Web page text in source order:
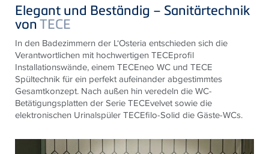
Elegant und Beständig – Sanitärtechnik
vonTECE
In den Badezimmern der L‘Osteria entschieden sich die
Verantwortlichen mit hochwertigenTECEprofil
Installationswände, einem TECEneo WC und TECE
Spültechnik für ein perfekt aufeinander abgestimmtes
Gesamtkonzept. Nach außen hin veredeln die WC-
Betätigungsplatten der SerieTECEvelvet sowie die
elektronischen UrinalspülerTECEfilo-Solid die Gäste-WCs.